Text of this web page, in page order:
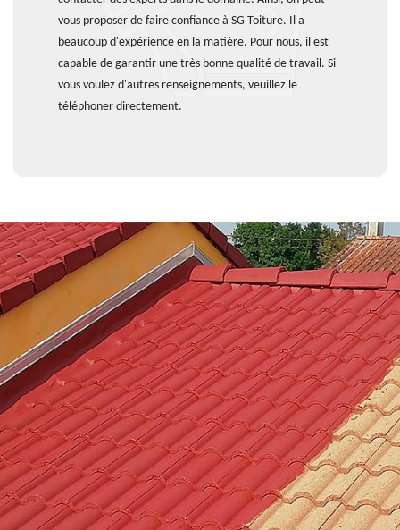
vous proposer de faire confiance à SG Toiture. Il a
beaucoup d'expérience en la matière. Pour nous, il est
capable de garantir une très bonne qualité de travail. Si
vous voulez d'autres renseignements, veuillez le
téléphoner directement.